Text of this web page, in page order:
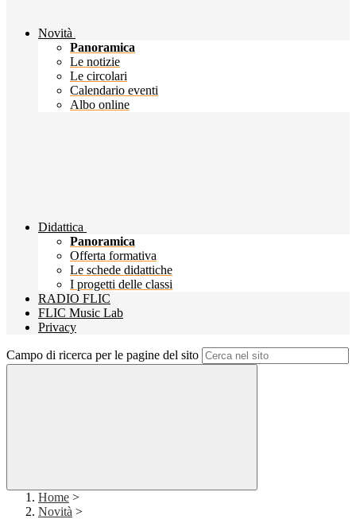
Novità
Panoramica
Le notizie
Le circolari
Calendario eventi
Albo online
Didattica
Panoramica
Offerta formativa
Le schede didattiche
I progetti delle classi
RADIO FLIC
FLIC Music Lab
Privacy
Campo di ricerca per le pagine del sito
Home >
Novità >